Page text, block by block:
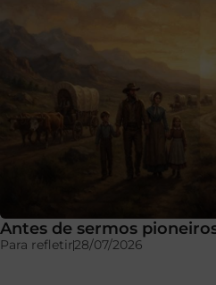
Antes de sermos
Para refletir28/07/2026